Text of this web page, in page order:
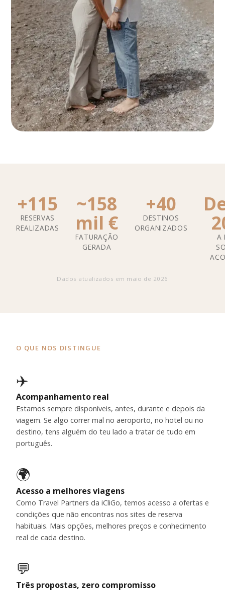
+115
RESERVAS
REALIZADAS
~158
mil €
FATURAÇÃO
GERADA
+40
DESTINOS
ORGANIZADOS
A
Dados atualizados em maio de 2026
O QUE NOS DISTINGUE
✈️
Acompanhamento real
Estamos sempre disponíveis, antes, durante e depois da
viagem. Se algo correr mal no aeroporto, no hotel ou no
destino, tens alguém do teu lado a tratar de tudo em
português.
🌍
Acesso a melhores viagens
Como Travel Partners da iCliGo, temos acesso a ofertas e
condições que não encontras nos sites de reserva
habituais. Mais opções, melhores preços e conhecimento
real de cada destino.
💬
Três propostas, zero compromisso